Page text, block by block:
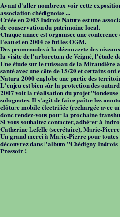
Avant d'aller nombreux voir cette
association chédignoise ...
Créée en 2003 Indrois Nature est une
de conservation du patrimoine local.
Chaque année est organisée une
l'eau et en 2004 ce fut les OGM.
Des promenades à la découverte des
la visite de l'arboretum de Veigné, l'étude
Une étude sur le ruisseau de la Miraudière
santé avec une côte de 15/20 et certains
Natura 2000 englobe une partie des
L'enjeu est bien sûr la protection des
2007 voit la réalisation du projet
solognotes. Il s'agit de faire paître les
clôture mobile électrifiée (rechargée avec
donc rendez-vous pour la prochaine
Si vous souhaitez contacter, adhérer à
Catherine Lefelle (secrétaire), Marie-
Un grand merci à Marie-Pierre pour toutes
découvrez dans l'album "Chédigny
Pressoir !